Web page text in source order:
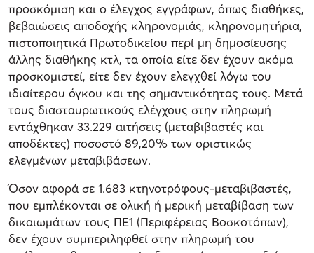
προσκόμιση και ο έλεγχος εγγράφων, όπως διαθήκες,
βεβαιώσεις αποδοχής κληρονομιάς, κληρονομητήρια,
πιστοποιητικά Πρωτοδικείου περί μη δημοσίευσης
άλλης διαθήκης κτλ, τα οποία είτε δεν έχουν ακόμα
προσκομιστεί, είτε δεν έχουν ελεγχθεί λόγω του
ιδιαίτερου όγκου και της σημαντικότητας τους. Μετά
τους διασταυρωτικούς ελέγχους στην πληρωμή
εντάχθηκαν 33.229 αιτήσεις (μεταβιβαστές και
αποδέκτες) ποσοστό 89,20% των οριστικώς
ελεγμένων μεταβιβάσεων.
Όσον αφορά σε 1.683 κτηνοτρόφους-μεταβιβαστές,
που εμπλέκονται σε ολική ή μερική μεταβίβαση των
δικαιωμάτων τους ΠΕ1 (Περιφέρειας Βοσκοτόπων),
δεν έχουν συμπεριληφθεί στην πληρωμή του